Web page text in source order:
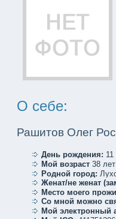
О себе:
Рашитов Олег
День рождения: 11
Мой возраст 38 лет
Родной город:
Женат/не женат
Место мoего
Со мной мoжно
Мой электрoнный